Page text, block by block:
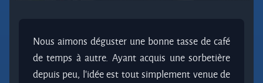
Nous aimons déguster une bonne tasse de café
de temps à autre. Ayant acquis une sorbetière
depuis peu, l'idée est tout simplement venue de